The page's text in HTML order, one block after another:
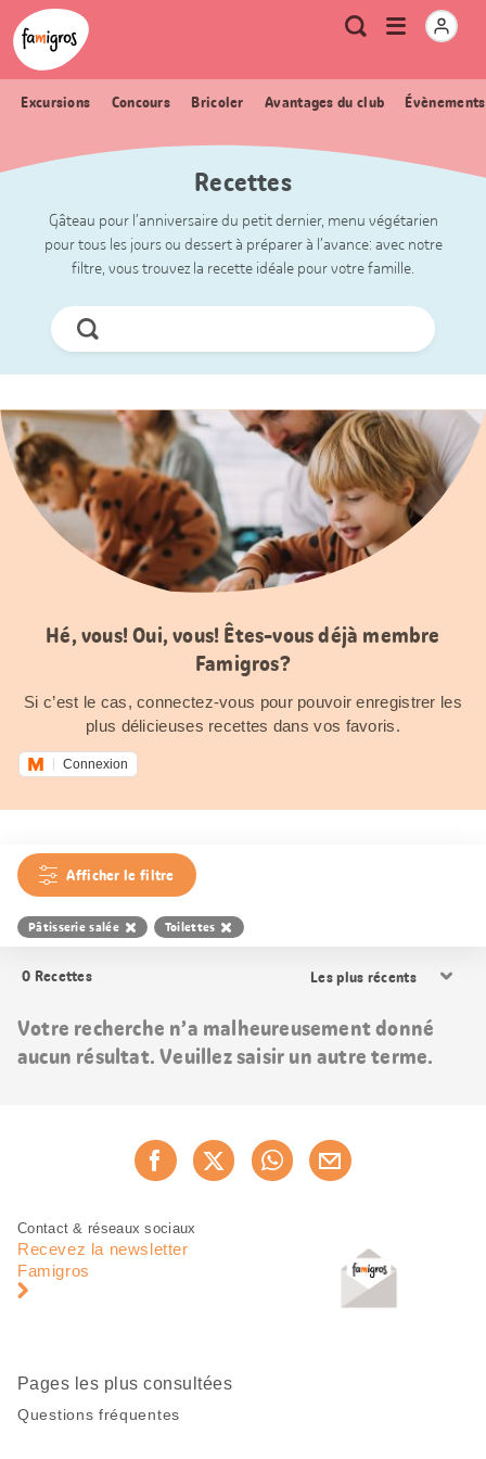
Signets
de
navigation
Header
Logo Métanavigation
RechercheOuvrir
Excursions Concours Bricoler Avantages du club
Recettes
Gâteau pour l’anniversaire du petit dernier, menu végétarien
pour tous les jours ou dessert à préparer à l’avance: avec notre
filtre, vous trouvez la recette idéale pour votre famille.
Chercher
Hé, vous! Oui, vous! Êtes-vous déjà membre
Famigros?
Si c’est le cas, connectez-vous pour pouvoir enregistrer les
plus délicieuses recettes dans vos favoris.
Connexion
Afficher le filtre
Pâtisserie salée Toilettes
0 Recettes
les
Votre recherche n’a malheureusement donné
aucun résultat. Veuillez saisir un autre terme.
Recommander maintenant
Pied
page
Navigation
pied
Contact & réseaux sociaux
Recevez la newsletter
Famigros
Pages les plus consultées
Questions fréquentes